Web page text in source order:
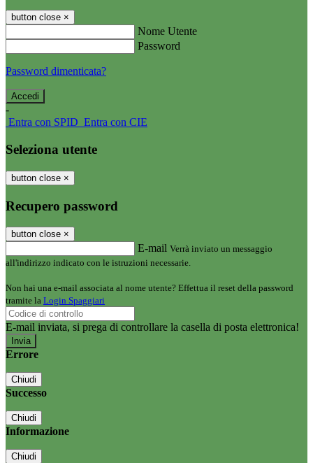
button close ×
Nome Utente
Password
Password dimenticata?
-
Entra con SPID Entra con CIE
Seleziona utente
button close ×
Recupero password
button close ×
E-mail Verrà inviato un messaggio
all'indirizzo indicato con le istruzioni necessarie.
Non hai una e-mail associata al nome utente? Effettua il reset della password
tramite la Login Spaggiari
E-mail inviata, si prega di controllare la casella di posta elettronica!
Errore
Chiudi
Successo
Chiudi
Informazione
Chiudi